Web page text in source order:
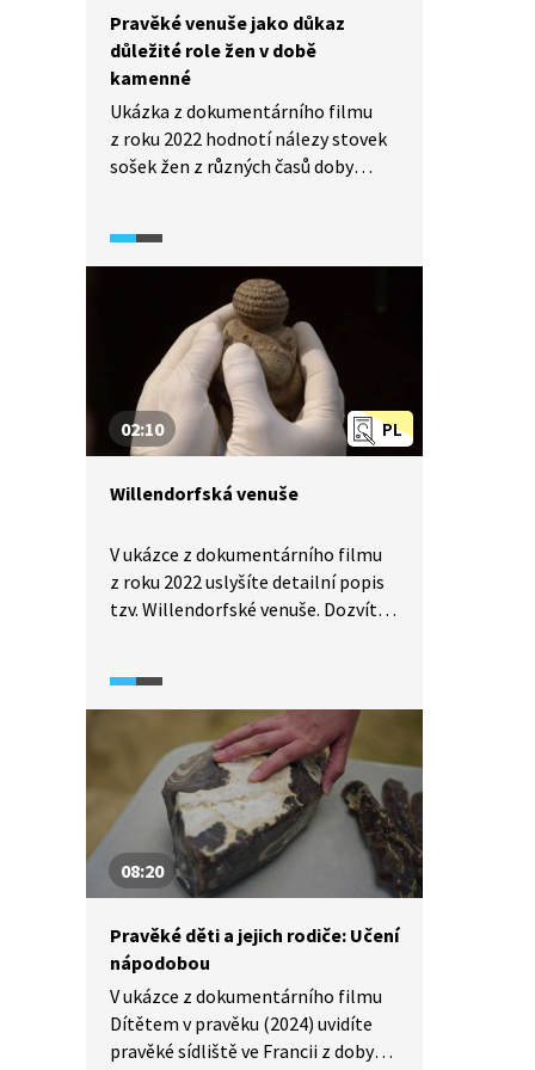
Pravěké venuše jako důkaz
důležité role žen v době
kamenné
Ukázka z dokumentárního filmu
z roku 2022 hodnotí nálezy stovek
sošek žen z různých časů doby
v tehdejší společnosti? Uvidíte
záběry a popis jedné
z nejznámějších venuší z jeskyně
Hohle Fels v Německu, kde jsou
ideální podmínky pro uchování
pravěkých předmětů. Archeolog
přichází s možným výkladem
významu této sošky, která má jako
PL
02:10
Willendorfská venuše
V ukázce z dokumentárního filmu
z roku 2022 uslyšíte detailní popis
tzv. Willendorfské venuše. Dozvíte
k jejich zkoumání využívají
nejpřesnější technologie. Vzhled
sošky vyvrací názory o primitivních
lidech v paleolitu. O jejím smyslu,
stejně tak tvůrci, se lze však jen
dohadovat.
08:20
Pravěké děti a jejich rodiče: Učení
nápodobou
V ukázce z dokumentárního filmu
Dítětem v pravěku (2024) uvidíte
pravěké sídliště ve Francii z doby